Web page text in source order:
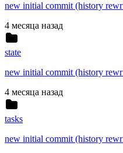
new initial commit (history
4 месяца назад
state
new initial commit (history
4 месяца назад
tasks
new initial commit (history